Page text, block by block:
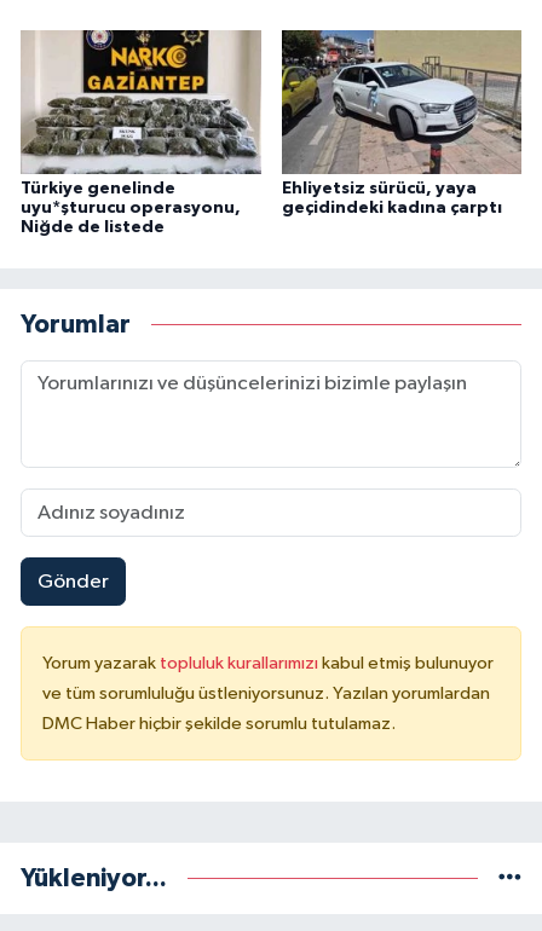
Türkiye genelinde
uyu*şturucu operasyonu,
Niğde de listede
Ehliyetsiz sürücü, yaya
geçidindeki kadına çarptı
Yorumlar
Gönder
Yorum yazarak topluluk kurallarımızı kabul etmiş bulunuyor
ve tüm sorumluluğu üstleniyorsunuz. Yazılan yorumlardan
DMC Haber hiçbir şekilde sorumlu tutulamaz.
Yükleniyor...